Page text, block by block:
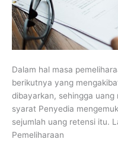
Dalam hal masa
berikutnya yang
dibayarkan, sehingga
syarat Penyedia
sejumlah uang retensi itu.
Pemeliharaan